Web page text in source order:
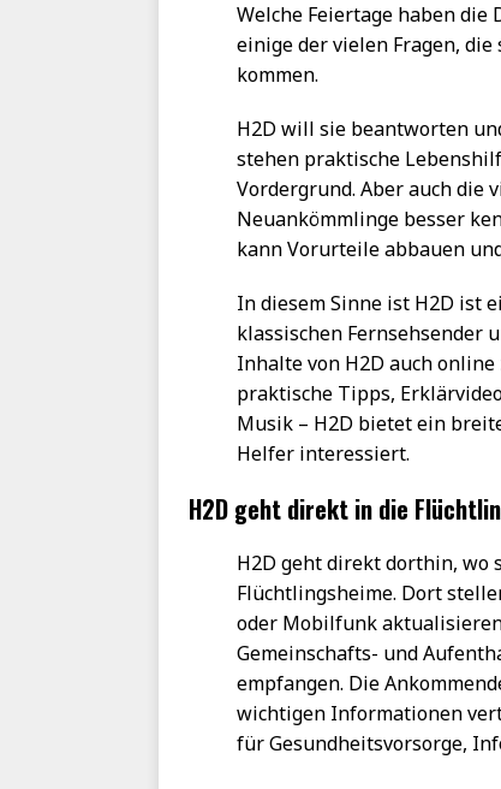
Welche Feiertage haben die
einige der vielen Fragen,
kommen.
H2D will sie beantworten
stehen praktische
Vordergrund. Aber auch die
Neuankömmlinge besser
kann Vorurteile abbauen
In diesem Sinne ist H2D ist
klassischen Fernsehsender
Inhalte von H2D auch
praktische Tipps,
Musik – H2D bietet ein
Helfer interessiert.
H2D geht direkt in die
H2D geht direkt dorthin, wo
Flüchtlingsheime. Dort
oder Mobilfunk
Gemeinschafts- und
empfangen. Die
wichtigen Informationen
für Gesundheitsvorsorge,